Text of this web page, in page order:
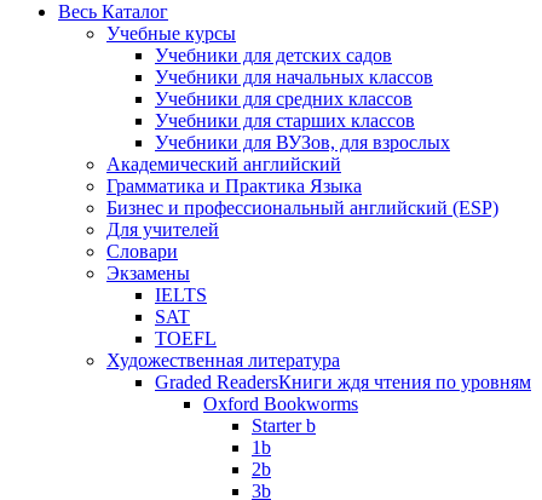
Весь Каталог
Учебные курсы
Учебники для детских садов
Учебники для начальных классов
Учебники для средних классов
Учебники для старших классов
Учебники для ВУЗов, для взрослых
Академический английский
Грамматика и Практика Языка
Бизнес и профессиональный английский (ESP)
Для учителей
Словари
Экзамены
IELTS
SAT
TOEFL
Художественная литература
Graded ReadersКниги ждя чтения по уровням
Oxford Bookworms
Starter b
1b
2b
3b